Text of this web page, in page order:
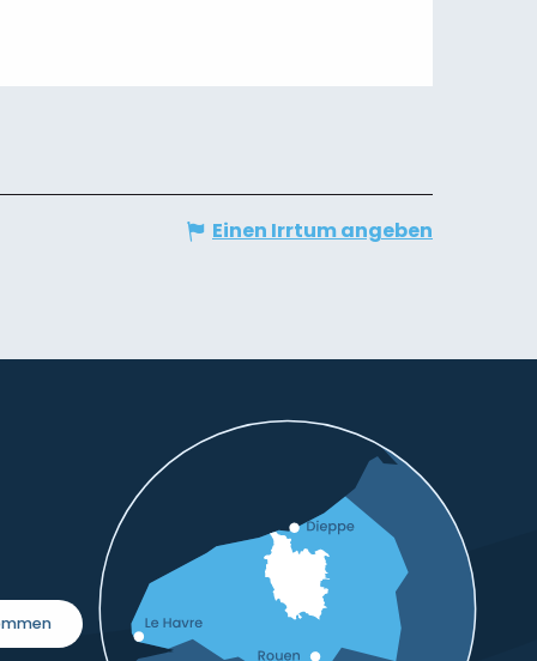
Einen Irrtum angeben